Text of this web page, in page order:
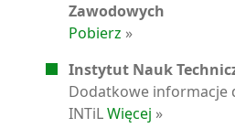
Zawodowych
Pobierz »
Instytut Nauk
Dodatkowe informacje
INTiLWięcej »